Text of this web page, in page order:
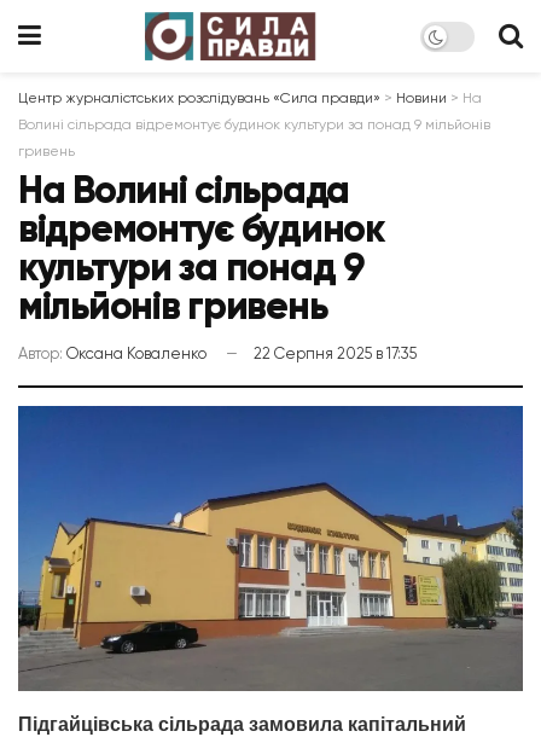
Центр журналістських розслідувань «Сила правди» > Новини > На
Волині сільрада відремонтує будинок культури за понад 9 мільйонів
гривень
На Волині сільрада
відремонтує будинок
культури за понад 9
мільйонів гривень
Автор: Оксана Коваленко 22 Серпня 2025 в 17:35
Підгайцівська сільрада замовила капітальний